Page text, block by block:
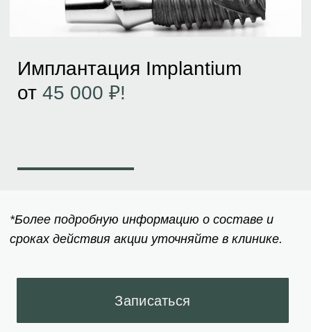
сроках действия акции уточняйте в клинике.